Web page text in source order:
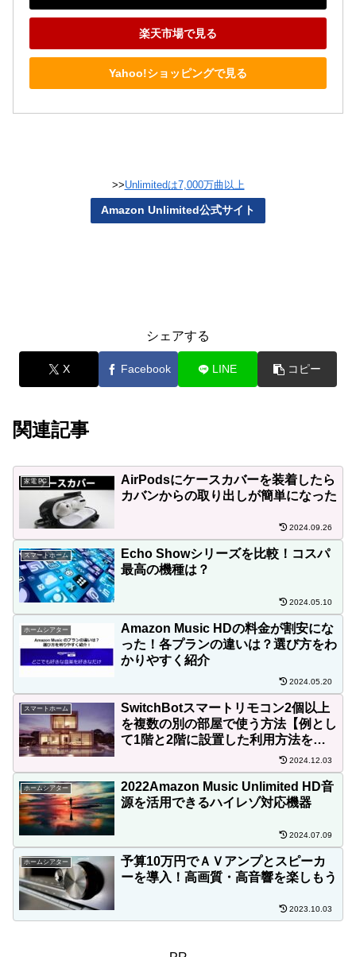
楽天市場で見る
Yahoo!ショッピングで見る
>>Unlimitedは7,000万曲以上
Amazon Unlimited公式サイト
シェアする
X Facebook LINE コピー
関連記事
家電 PC
AirPodsにケースカバーを装着したら
カバンからの取り出しが簡単になった
2024.09.26
スマートホーム
Echo Showシリーズを比較！コスパ
最高の機種は？
2024.05.10
ホームシアター
Amazon Music HDの料金が割安にな
った！各プランの違いは？選び方をわ
かりやすく紹介
2024.05.20
スマートホーム
SwitchBotスマートリモコン2個以上
を複数の別の部屋で使う方法【例とし
て1階と2階に設置した利用方法を説
2024.12.03
ホームシアター
2022Amazon Music Unlimited HD音
源を活用できるハイレゾ対応機器
2024.07.09
ホームシアター
予算10万円でＡＶアンプとスピーカ
ーを導入！高画質・高音響を楽しもう
2023.10.03